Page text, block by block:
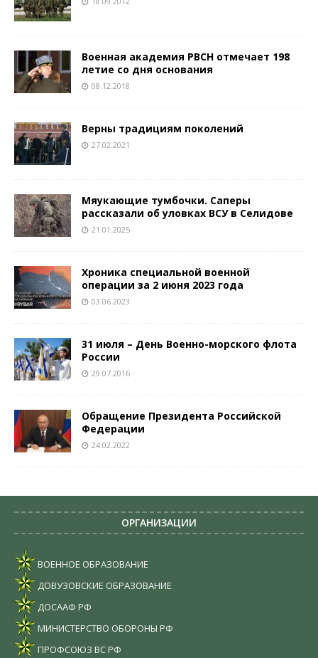
Военная академия РВСН отмечает 198
летие со дня основания
08.12.2018
Верны традициям поколений
27.02.2021
Мяукающие тумбочки. Саперы
рассказали об уловках ВСУ в Селидове
21.01.2025
Хроника специальной военной
операции за 2 июня 2023 года
03.06.2023
31 июля – День Военно-морского флота
России
29.07.2016
Обращение Президента Российской
Федерации
24.02.2022
ОРГАНИЗАЦИИ
ВОЕННОЕ ОБРАЗОВАНИЕ
ДОВУЗОВСКИЕ ОБРАЗОВАНИЕ
ДОСААФ РФ
МИНИСТЕРСТВО ОБОРОНЫ РФ
ПРОФСОЮЗ ВС РФ